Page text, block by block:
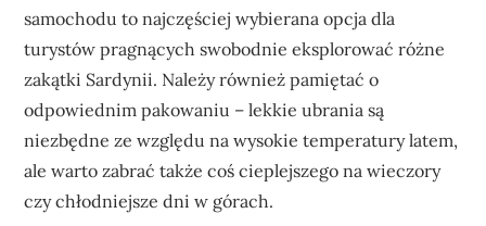
samochodu to najczęściej wybierana opcja dla
turystów pragnących swobodnie eksplorować różne
zakątki Sardynii. Należy również pamiętać o
odpowiednim pakowaniu – lekkie ubrania są
niezbędne ze względu na wysokie temperatury latem,
ale warto zabrać także coś cieplejszego na wieczory
czy chłodniejsze dni w górach.